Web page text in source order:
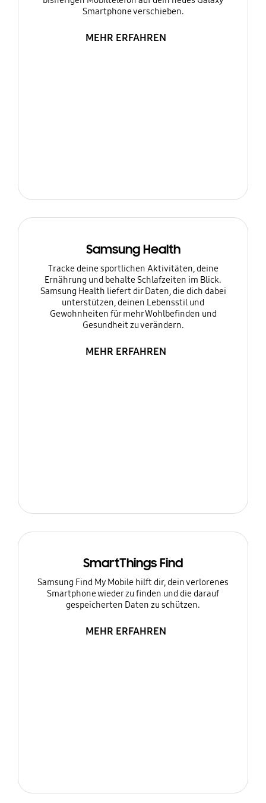
Smartphone verschieben.
MEHR ERFAHREN
Samsung Health
Tracke deine sportlichen Aktivitäten, deine
Ernährung und behalte Schlafzeiten im Blick.
Samsung Health liefert dir Daten, die dich dabei
unterstützen, deinen Lebensstil und
Gewohnheiten für mehr Wohlbefinden und
Gesundheit zu verändern.
MEHR ERFAHREN
SmartThings Find
Samsung Find My Mobile hilft dir, dein verlorenes
Smartphone wieder zu finden und die darauf
gespeicherten Daten zu schützen.
MEHR ERFAHREN